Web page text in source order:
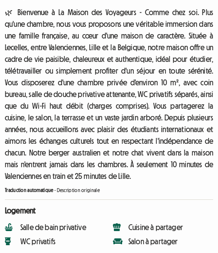
🌿 Bienvenue à La Maison des Voyageurs - Comme chez soi. Plus
qu'une chambre, nous vous proposons une véritable immersion dans
une famille française, au cœur d'une maison de caractère. Située à
Lecelles, entre Valenciennes, Lille et la Belgique, notre maison offre un
cadre de vie paisible, chaleureux et authentique, idéal pour étudier,
télétravailler ou simplement profiter d'un séjour en toute sérénité.
Vous disposerez d'une chambre privée d'environ 10 m², avec coin
bureau, salle de douche privative attenante, WC privatifs séparés, ainsi
que du Wi-Fi haut débit (charges comprises). Vous partagerez la
cuisine, le salon, la terrasse et un vaste jardin arboré. Depuis plusieurs
années, nous accueillons avec plaisir des étudiants internationaux et
aimons les échanges culturels tout en respectant l'indépendance de
chacun. Notre berger australien et notre chat vivent dans la maison
mais n'entrent jamais dans les chambres. À seulement 10 minutes de
Valenciennes en train et 25 minutes de Lille.
Traduction automatique- Description originale
Logement
Salle de bain privative
WC privatifs
Cuisine à partager
Salon à partager